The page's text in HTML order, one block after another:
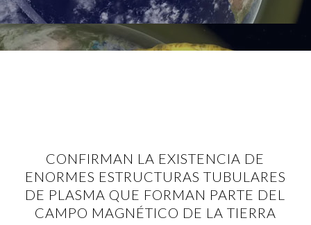
CONFIRMAN LA EXISTENCIA DE
ENORMES ESTRUCTURAS TUBULARES
DE PLASMA QUE FORMAN PARTE DEL
CAMPO MAGNÉTICO DE LA TIERRA